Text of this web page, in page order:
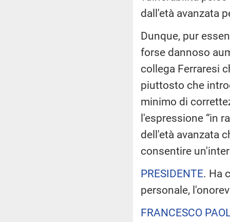
dall'età avanzata
Dunque, pur
forse dannoso
collega Ferraresi
piuttosto che
minimo di
l'espressione “in
dell'età avanzata
consentire
PRESIDENTE. Ha
personale,
FRANCESCO